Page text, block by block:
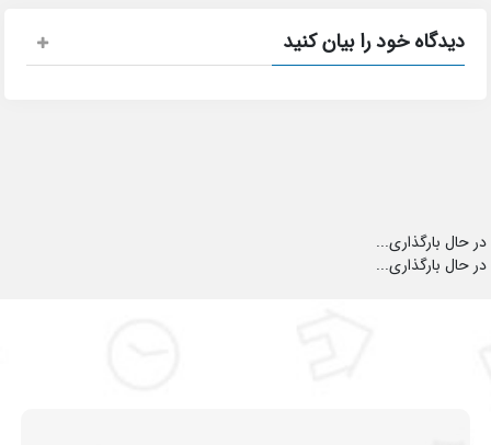
دیدگاه خود را بیان کنید
در حال بارگذاری...
در حال بارگذاری...